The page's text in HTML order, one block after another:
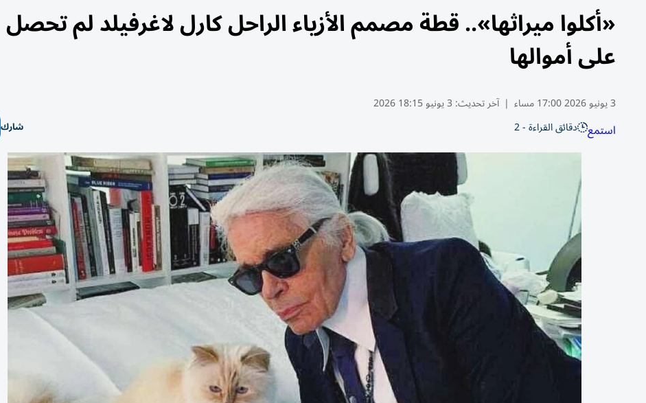
«أكلوا ميراثها».. قطة مصمم الأزياء الراحل كارل لاغرفيلد لم تحصل
على أموالها
3 يونيو 2026 17:00 مساء | آخر تحديث: 3 يونيو 18:15 2026
استمع دقائق القراءة - 2 شارك